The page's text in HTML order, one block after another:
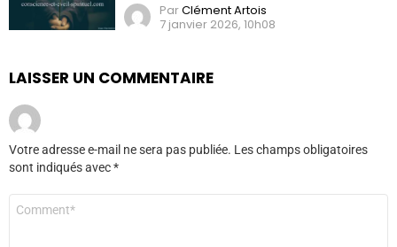
ParClément Artois
7 janvier 2026, 10h08
LAISSER UN COMMENTAIRE
Votre adresse e-mail ne sera pas publiée. Les champs obligatoires
sont indiqués avec*
Commentaire